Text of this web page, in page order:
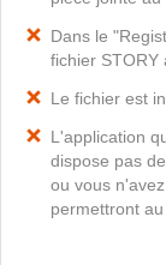
Dans le
fichier STORY
Le fichier est
L'application
dispose pas
ou vous
permettront